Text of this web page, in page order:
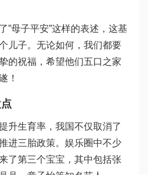
”母子平安”这样的表述，这基
儿子。无论如何，我们都要
的祝福，希望他们五口之家
！
升生育率，我国不仅取消了
进三胎政策。娱乐圈中不少
了第三个宝宝，其中包括张